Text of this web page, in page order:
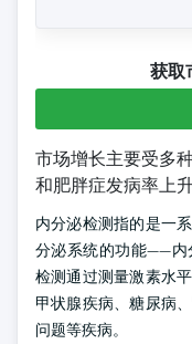
获取
市场增长主要受多
和肥胖症发病率上
内分泌检测指的是一
分泌系统的功能——内
检测通过测量激素水
甲状腺疾病、糖尿病
问题等疾病。